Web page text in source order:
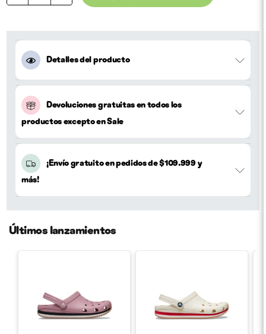
Detalles del producto
Devoluciones gratuitas en todos los
productos excepto en Sale
¡Envío gratuito en pedidos de $109.999 y
más!
Últimos lanzamientos